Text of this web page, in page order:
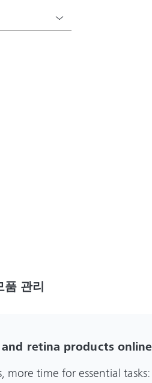
품 관리
retina products online
more time for essential tasks: